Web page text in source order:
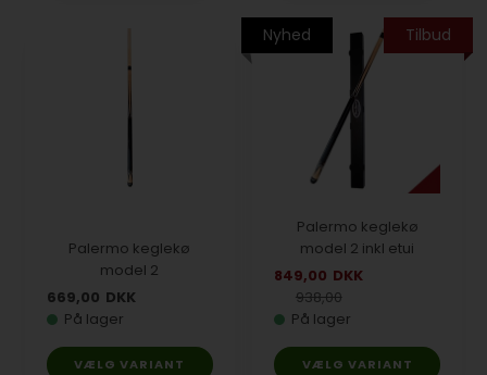
Palermo keglekø
model 2
669,00 DKK
På lager
VÆLG VARIANT
Tilbud
Nyhed
Palermo keglekø
model 2 inkl etui
849,00 DKK
938,00
På lager
VÆLG VARIANT